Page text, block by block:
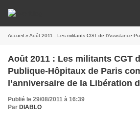
Accueil » Août 2011 : Les militants CGT de l’Assistance-Publique-Hôpitaux de Paris
Août 2011 : Les militants CGT
Publique-Hôpitaux de Paris
l’anniversaire de la Libération
Publié le 29/08/2011 à 16:39
Par DIABLO